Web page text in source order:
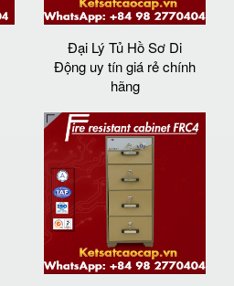
Đại Lý Tủ Hồ Sơ Di
Động uy tín giá rẻ chính
hãng